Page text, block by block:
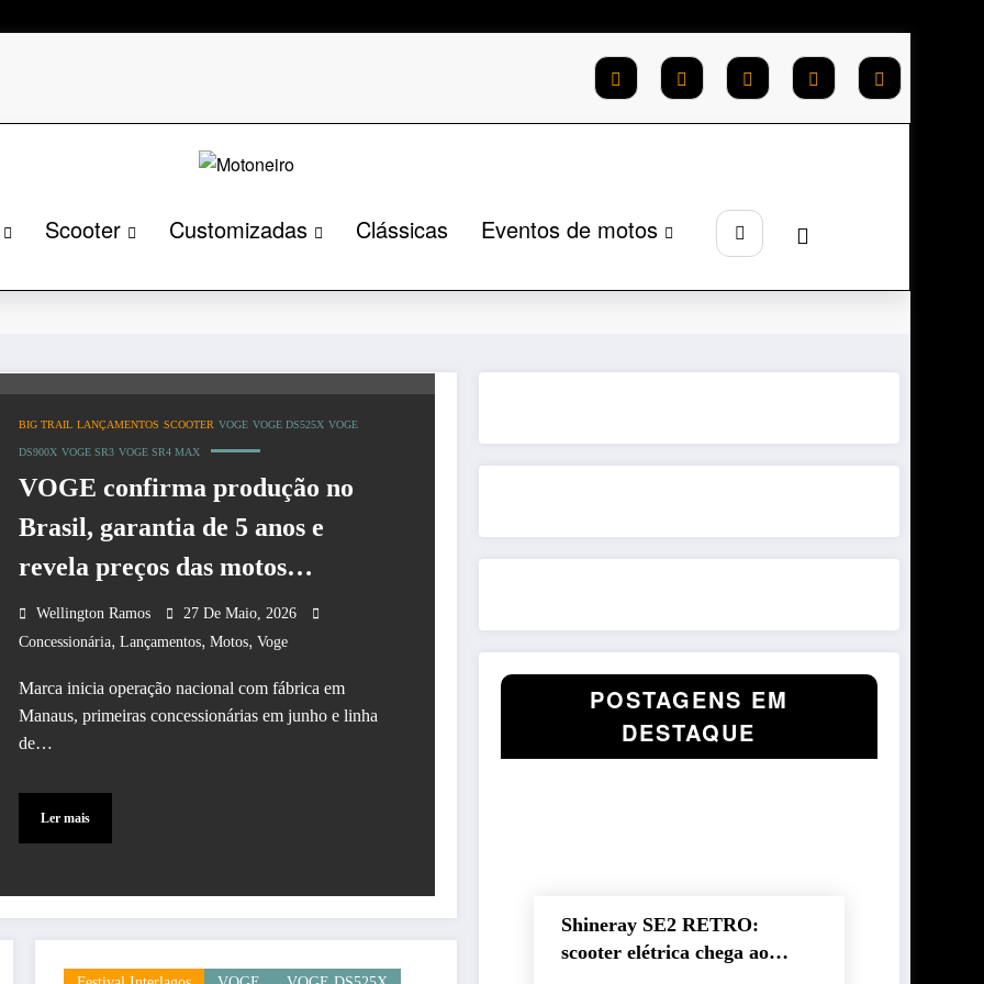
Scooter Customizadas Clássicas Eventos de motos
BIG TRAIL LANÇAMENTOS SCOOTER VOGE VOGE DS525X VOGE
DS900X VOGE SR3 VOGE SR4 MAX
VOGE confirma produção no
Brasil, garantia de 5 anos e
revela preços das motos
premium
Wellington Ramos
27 De Maio, 2026
Concessionária, Lançamentos, Motos, Voge
Marca inicia operação nacional com fábrica em
Manaus, primeiras concessionárias em junho e linha
de…
Ler mais
POSTAGENS EM
DESTAQUE
Shineray SE2 RETRO:
scooter elétrica chega ao